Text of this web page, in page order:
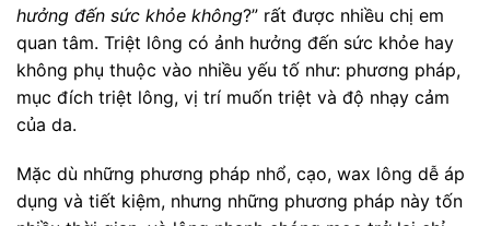
hưởng đến sức khỏe không?” rất được nhiều chị em
quan tâm. Triệt lông có ảnh hưởng đến sức khỏe hay
không phụ thuộc vào nhiều yếu tố như: phương pháp,
mục đích triệt lông, vị trí muốn triệt và độ nhạy cảm
của da.
Mặc dù những phương pháp nhổ, cạo, wax lông dễ áp
dụng và tiết kiệm, nhưng những phương pháp này tốn